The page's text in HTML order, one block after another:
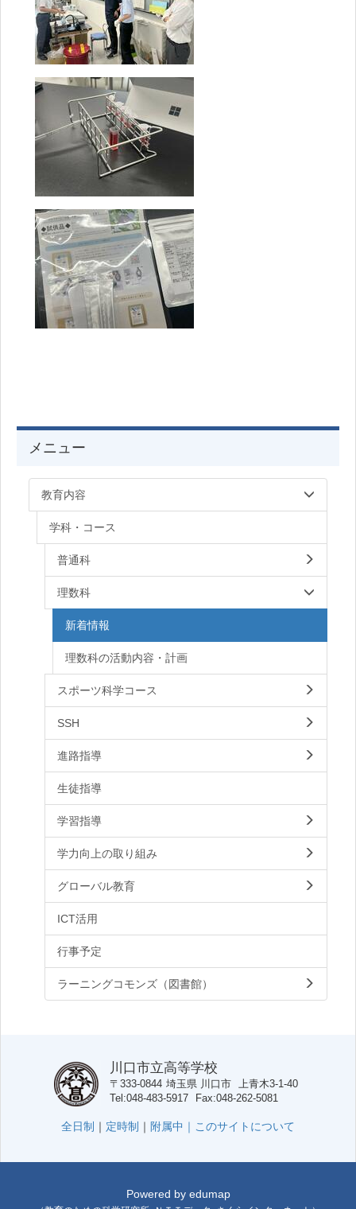
メニュー
教育内容
学科・コース
普通科
理数科
新着情報
理数科の活動内容・計画
スポーツ科学コース
SSH
進路指導
生徒指導
学習指導
学力向上の取り組み
グローバル教育
ICT活用
行事予定
ラーニングコモンズ（図書館）
川口市立高等学校
〒333-0844 埼玉県 川口市 上青木3-1-40
Tel 048-483-5917 Fax 048-262-5081
全日制 ｜ 定時制 ｜ 附属中｜ このサイトについて
Powered by edumap